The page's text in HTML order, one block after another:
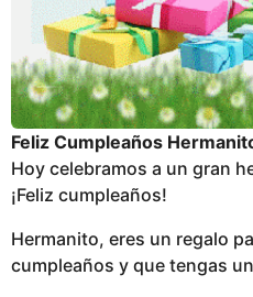
Feliz Cumpleaños
Hoy celebramos a un gran
¡Feliz cumpleaños!
Hermanito, eres un regalo
cumpleaños y que tengas